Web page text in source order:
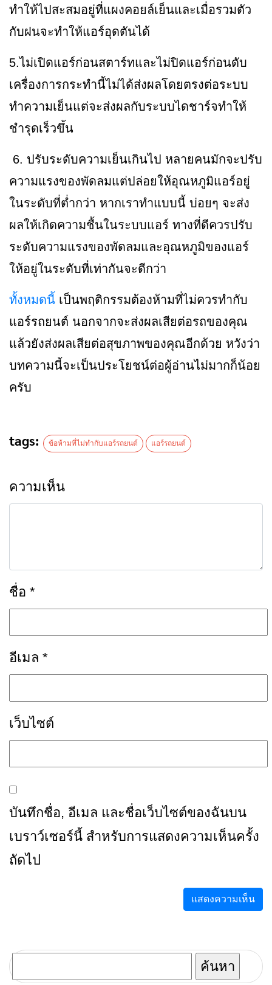
ทำให้ไปสะสมอยู่ที่แผงคอยล์เย็นและเมื่อรวมตัว
กับฝนจะทำให้แอร์อุดตันได้
5.ไม่เปิดแอร์ก่อนสตาร์ทและไม่ปิดแอร์ก่อนดับ
เครื่องการกระทำนี้ไม่ได้ส่งผลโดยตรงต่อระบบ
ทำความเย็นแต่จะส่งผลกับระบบไดชาร์จทำให้
ชำรุดเร็วขึ้น
6. ปรับระดับความเย็นเกินไป หลายคนมักจะปรับ
ความแรงของพัดลมแต่ปล่อยให้อุณหภูมิแอร์อยู่
ในระดับที่ต่ำกว่า หากเราทำแบบนี้ บ่อยๆ จะส่ง
ผลให้เกิดความชื้นในระบบแอร์ ทางที่ดีควรปรับ
ระดับความแรงของพัดลมและอุณหภูมิของแอร์
ให้อยู่ในระดับที่เท่ากันจะดีกว่า
ทั้งหมดนี้ เป็นพฤติกรรมต้องห้ามที่ไม่ควรทำกับ
แอร์รถยนต์ นอกจากจะส่งผลเสียต่อรถของคุณ
แล้วยังส่งผลเสียต่อสุขภาพของคุณอีกด้วย หวังว่า
บทความนี้จะเป็นประโยชน์ต่อผู้อ่านไม่มากก็น้อย
ครับ
tags: ข้อห้ามที่ไม่ทำกับแอร์รถยนต์ แอร์รถยนต์
ความเห็น
ชื่อ *
อีเมล *
เว็บไซต์
บันทึกชื่อ, อีเมล และชื่อเว็บไซต์ของฉันบน
เบราว์เซอร์นี้ สำหรับการแสดงความเห็นครั้ง
ถัดไป